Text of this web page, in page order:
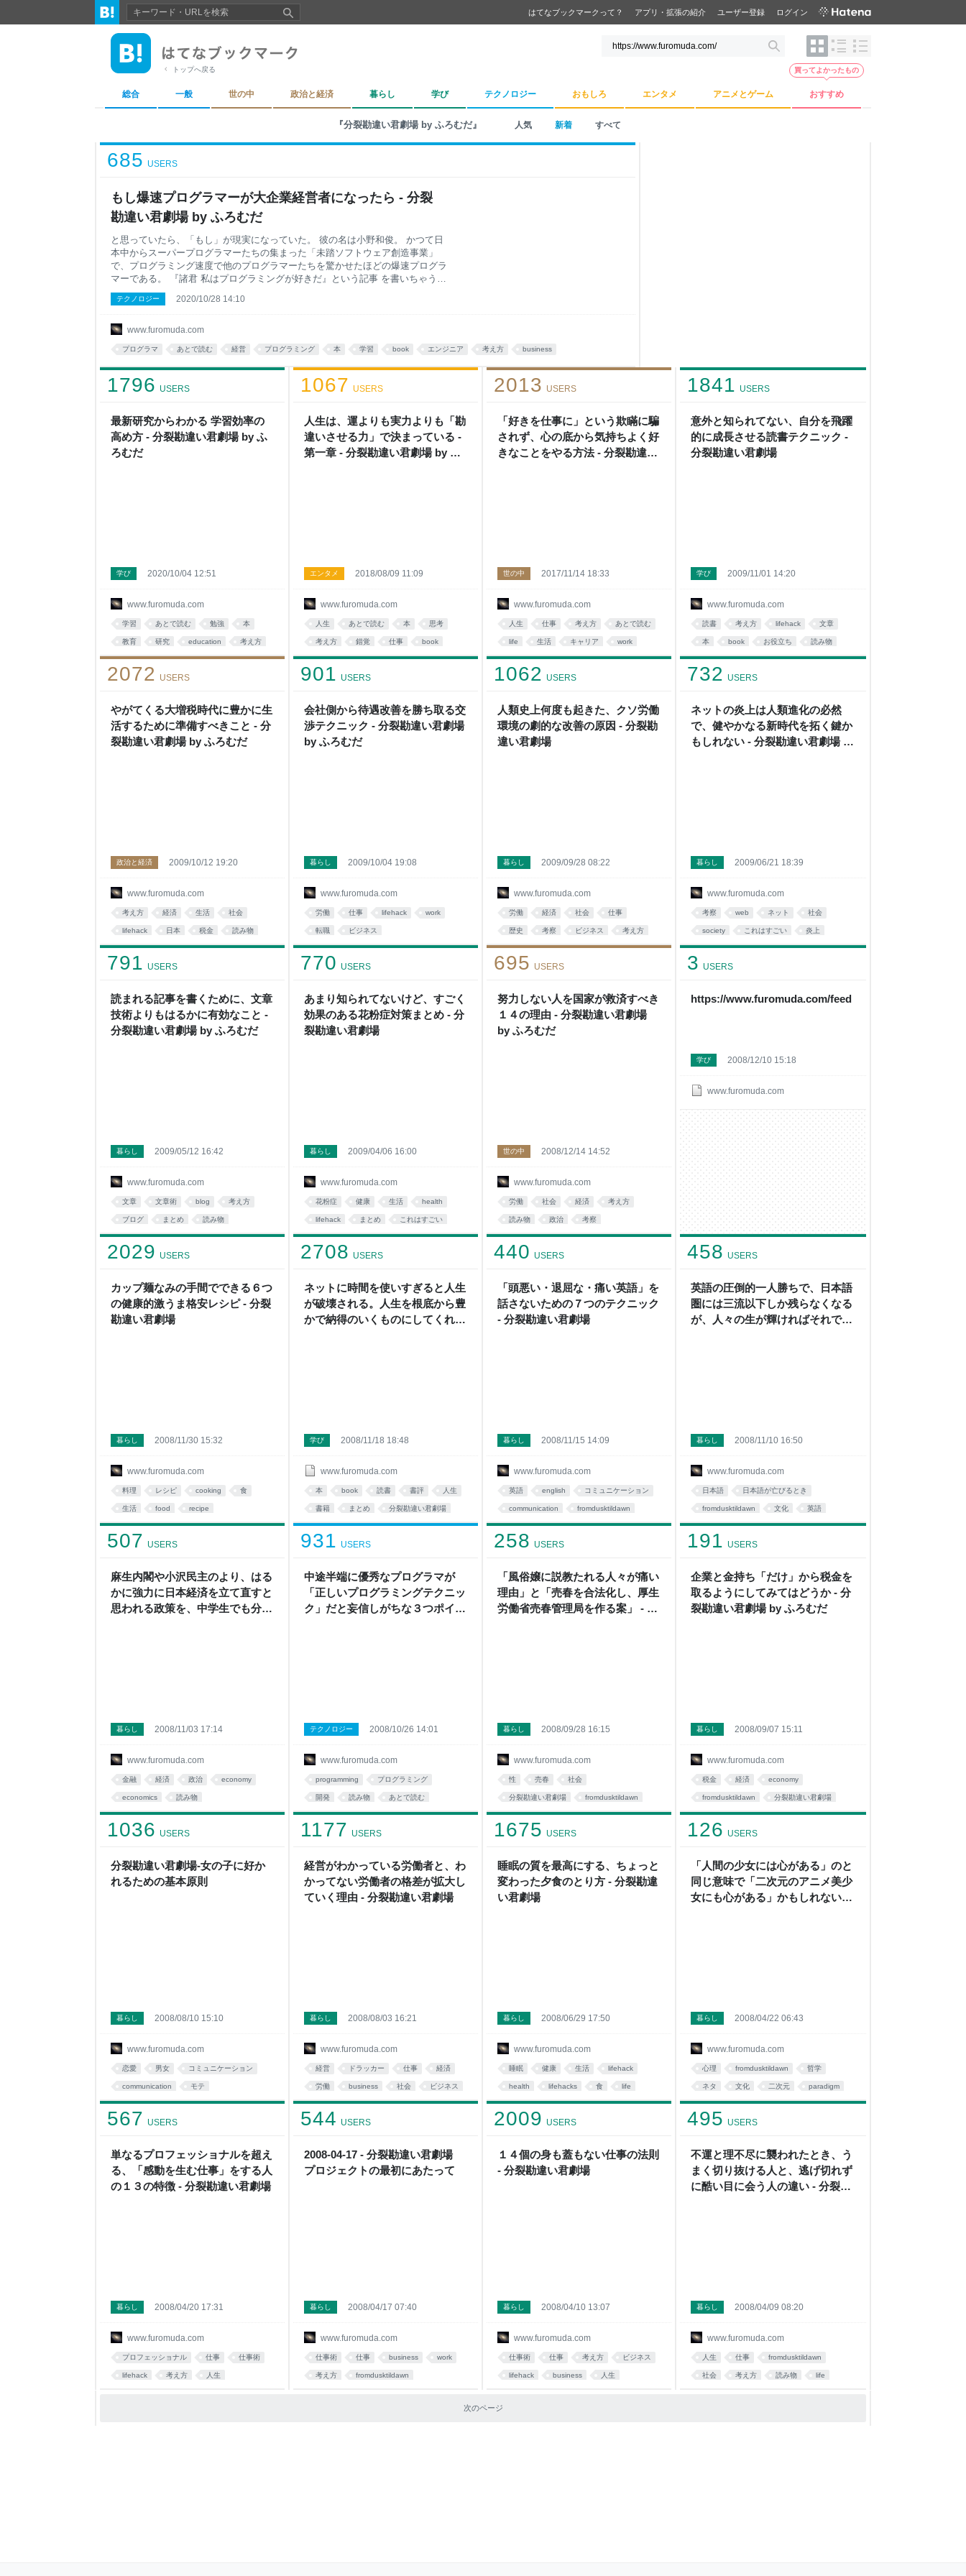
はてなブックマークって？ アプリ・拡張の紹介 ユーザー登録 ログイン
トップへ戻る
総合 一般 世の中 政治と経済 暮らし 学び テクノロジー おもしろ エンタメ アニメとゲーム おすすめ
買ってよかったもの
『分裂勘違い君劇場 by ふろむだ』 人気 新着 すべて
もし爆速プログラマーが大企業経営者になったら - 分裂
勘違い君劇場 by ふろむだ
685 USERS
www.furomuda.com
と思っていたら、「もし」が現実になっていた。 彼の名は小野和俊。 かつて日
本中からスーパープログラマーたちの集まった「未踏ソフトウェア創造事業」
で、プログラミング速度で他のプログラマーたちを驚かせたほどの爆速プログラ
マーである。 『諸君 私はプログラミングが好きだ』という記事 を書いちゃうほ
どプログラミングを愛してやまない彼は、アプレッソというITベンチャーを起業
して成功させた後、今は、３７００万人の顧客基盤を持ち、年間５兆円近い取引
その彼が仕事論の本を書いた、という話を聞いて、「私なら、普通の人が読み取
れないことも、その本から読み取れるだろうな」と思った。 なぜなら、私は、学
生時代から含めて１０年ほどプログラマーをやった後、起業して経営者になった
経験があるからだ。 プログラマーが経営者になると、世界がどのように見
テクノロジー 2020/10/28 14:10
プログラマ あとで読む 経営 プログラミング 本 学習 book エンジニア 考え方 business
最新研究からわかる 学習効率の
高め方 - 分裂勘違い君劇場 by ふ
ろむだ
1796 USERS
www.furomuda.com
学び 2020/10/04 12:51
学習 あとで読む 勉強 本
教育 研究 education 考え方
book study
人生は、運よりも実力よりも「勘
違いさせる力」で決まっている -
第一章 - 分裂勘違い君劇場 by ふ
1067 USERS
www.furomuda.com
エンタメ 2018/08/09 11:09
人生 あとで読む 本 思考
考え方 錯覚 仕事 book
人間 life
「好きを仕事に」という欺瞞に騙
されず、心の底から気持ちよく好
きなことをやる方法 - 分裂勘違い
2013 USERS
www.furomuda.com
世の中 2017/11/14 18:33
人生 仕事 考え方 あとで読む
life 生活 キャリア work
lifehack 社会
意外と知られてない、自分を飛躍
的に成長させる読書テクニック -
分裂勘違い君劇場
1841 USERS
www.furomuda.com
学び 2009/11/01 14:20
読書 考え方 lifehack 文章
本 book お役立ち 読み物
あとで読む ライフハック
やがてくる大増税時代に豊かに生
活するために準備すべきこと - 分
裂勘違い君劇場 by ふろむだ
2072 USERS
www.furomuda.com
政治と経済 2009/10/12 19:20
考え方 経済 生活 社会
lifehack 日本 税金 読み物
あとで読む 政治
会社側から待遇改善を勝ち取る交
渉テクニック - 分裂勘違い君劇場
by ふろむだ
901 USERS
www.furomuda.com
暮らし 2009/10/04 19:08
労働 仕事 lifehack work
転職 ビジネス
コミュニケーション business
読み物 社会
人類史上何度も起きた、クソ労働
環境の劇的な改善の原因 - 分裂勘
違い君劇場
1062 USERS
www.furomuda.com
暮らし 2009/09/28 08:22
労働 経済 社会 仕事
歴史 考察 ビジネス 考え方
business 政治
ネットの炎上は人類進化の必然
で、健やかなる新時代を拓く鍵か
もしれない - 分裂勘違い君劇場 by
732 USERS
www.furomuda.com
暮らし 2009/06/21 18:39
考察 web ネット 社会
society これはすごい 炎上
読み物 はてな fromdusktildawn
読まれる記事を書くために、文章
技術よりもはるかに有効なこと -
分裂勘違い君劇場 by ふろむだ
791 USERS
www.furomuda.com
暮らし 2009/05/12 16:42
文章 文章術 blog 考え方
ブログ まとめ 読み物
ビジネス writing tips
あまり知られてないけど、すごく
効果のある花粉症対策まとめ - 分
裂勘違い君劇場
770 USERS
www.furomuda.com
暮らし 2009/04/06 16:00
花粉症 健康 生活 health
lifehack まとめ これはすごい
life 医療 tips
努力しない人を国家が救済すべき
１４の理由 - 分裂勘違い君劇場
by ふろむだ
695 USERS
www.furomuda.com
世の中 2008/12/14 14:52
労働 社会 経済 考え方
読み物 政治 考察
fromdusktildawn society 福祉
https://www.furomuda.com/feed
3 USERS
www.furomuda.com
学び 2008/12/10 15:18
カップ麺なみの手間でできる６つ
の健康的激うま格安レシピ - 分裂
勘違い君劇場
2029 USERS
www.furomuda.com
暮らし 2008/11/30 15:32
料理 レシピ cooking 食
生活 food recipe
これはすごい まとめ life
ネットに時間を使いすぎると人生
が破壊される。人生を根底から豊
かで納得のいくものにしてくれる
2708 USERS
www.furomuda.com
学び 2008/11/18 18:48
本 book 読書 書評 人生
書籍 まとめ 分裂勘違い君劇場
lifehack fromdusktildawn
「頭悪い・退屈な・痛い英語」を
話さないための７つのテクニック
- 分裂勘違い君劇場
440 USERS
www.furomuda.com
暮らし 2008/11/15 14:09
英語 english コミュニケーション
communication fromdusktildawn
語学 tips 分裂勘違い君劇場
study 英語学習
英語の圧倒的一人勝ちで、日本語
圏には三流以下しか残らなくなる
が、人々の生が輝ければそれでい
458 USERS
www.furomuda.com
暮らし 2008/11/10 16:50
日本語 日本語が亡びるとき
fromdusktildawn 文化 英語
english 教育 education book
culture
麻生内閣や小沢民主のより、はる
かに強力に日本経済を立て直すと
思われる政策を、中学生でも分か
507 USERS
www.furomuda.com
暮らし 2008/11/03 17:14
金融 経済 政治 economy
economics 読み物
分裂勘違い君劇場 fromdusktildawn
社会 考察
中途半端に優秀なプログラマが
「正しいプログラミングテクニッ
ク」だと妄信しがちな３つポイン
931 USERS
www.furomuda.com
テクノロジー 2008/10/26 14:01
programming プログラミング
開発 読み物 あとで読む
fromdusktildawn *プログラミング
tips プログラム
「風俗嬢に説教たれる人々が痛い
理由」と「売春を合法化し、厚生
労働省売春管理局を作る案」 - 分
258 USERS
www.furomuda.com
暮らし 2008/09/28 16:15
性 売春 社会
分裂勘違い君劇場 fromdusktildawn
経済 society economy
興味深い 読み物
企業と金持ち「だけ」から税金を
取るようにしてみてはどうか - 分
裂勘違い君劇場 by ふろむだ
191 USERS
www.furomuda.com
暮らし 2008/09/07 15:11
税金 経済 economy
fromdusktildawn 分裂勘違い君劇場
economics ネタ business tax
社会
分裂勘違い君劇場-女の子に好か
れるための基本原則
1036 USERS
www.furomuda.com
暮らし 2008/08/10 15:10
恋愛 男女 コミュニケーション
communication モテ
fromdusktildawn ネタ 非モテ
読み物 life
経営がわかっている労働者と、わ
かってない労働者の格差が拡大し
ていく理由 - 分裂勘違い君劇場
1177 USERS
www.furomuda.com
暮らし 2008/08/03 16:21
経営 ドラッカー 仕事 経済
労働 business 社会 ビジネス
読み物 fromdusktildawn
睡眠の質を最高にする、ちょっと
変わった夕食のとり方 - 分裂勘違
い君劇場
1675 USERS
www.furomuda.com
暮らし 2008/06/29 17:50
睡眠 健康 生活 lifehack
health lifehacks 食 life
food お役立ち
「人間の少女には心がある」のと
同じ意味で「二次元のアニメ美少
女にも心がある」かもしれないよ
126 USERS
www.furomuda.com
暮らし 2008/04/22 06:43
心理 fromdusktildawn 哲学
ネタ 文化 二次元 paradigm
ri倫理 オタク 読み物
単なるプロフェッショナルを超え
る、「感動を生む仕事」をする人
の１３の特徴 - 分裂勘違い君劇場
567 USERS
www.furomuda.com
暮らし 2008/04/20 17:31
プロフェッショナル 仕事 仕事術
lifehack 考え方 人生
2008-04-17 - 分裂勘違い君劇場
プロジェクトの最初にあたって
544 USERS
www.furomuda.com
暮らし 2008/04/17 07:40
仕事術 仕事 business work
考え方 fromdusktildawn
１４個の身も蓋もない仕事の法則
- 分裂勘違い君劇場
2009 USERS
www.furomuda.com
暮らし 2008/04/10 13:07
仕事術 仕事 考え方 ビジネス
lifehack business 人生
不運と理不尽に襲われたとき、う
まく切り抜ける人と、逃げ切れず
に酷い目に会う人の違い - 分裂勘
495 USERS
www.furomuda.com
暮らし 2008/04/09 08:20
人生 仕事 fromdusktildawn
社会 考え方 読み物 life
次のページ